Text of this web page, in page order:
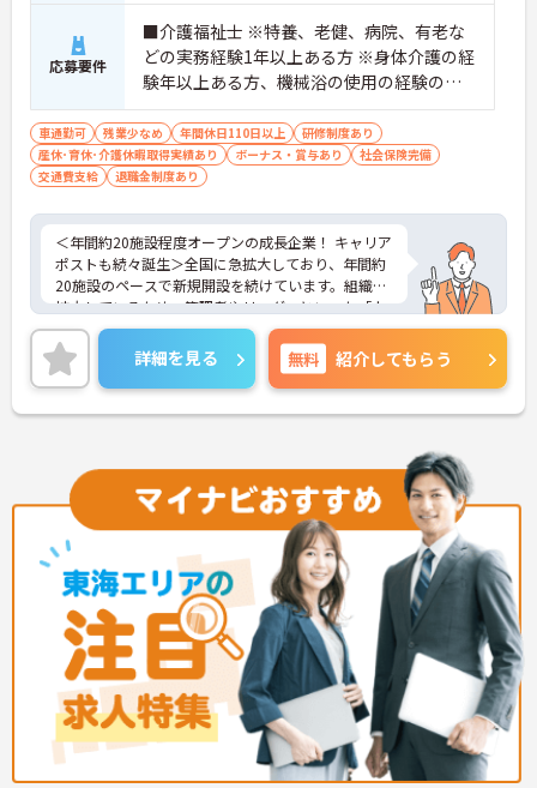
応募要件
■介護福祉士 ※特養、老健、病院、有老な
どの実務経験1年以上ある方 ※身体介護の経
験年以上ある方、機械浴の使用の経験のあ
る方歓迎
車通勤可 残業少なめ 年間休日110日以上
研修制度あり
産休･育休･介護休暇取得実績あり
ボーナス・賞与あり
社会保険完備
交通費支給
退職金制度あり
＜年間約20施設程度オープンの成長企業！ キャリア
ポストも続々誕生＞全国に急拡大しており、年間約
20施設のペースで新規開設を続けています。組織が
拡大しているため、管理者やリーダーといった「上
のポジション」も次々と生まれています。「ゆくゆ
くはマネジメントに挑戦したい」「施設の立ち上げ
に関わりたい」という意欲ある介護福祉士の方にと
って、キャリアアップのチャンスが豊富にある環境
です。
がら、通常の施設では経験できない高度なケアスキ
ルを習得できます。「ただのお世話」にとどまらな
い、医療的視点を持った介護のスペシャリストとし
て成長できる環境です。
詳細を見る 無料 紹介してもらう